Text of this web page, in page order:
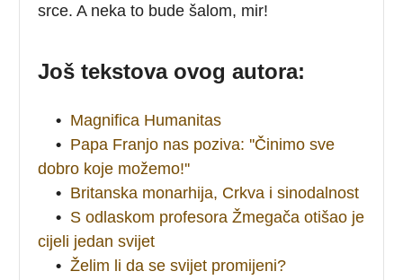
srce. A neka to bude šalom, mir!
Još tekstova ovog autora:
• Magnifica Humanitas
• Papa Franjo nas poziva: ''Činimo sve
dobro koje možemo!''
• Britanska monarhija, Crkva i sinodalnost
• S odlaskom profesora Žmegača otišao je
cijeli jedan svijet
• Želim li da se svijet promijeni?